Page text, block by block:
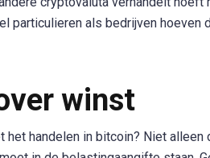
particulieren als bedrijven
winst
het handelen in bitcoin? Niet